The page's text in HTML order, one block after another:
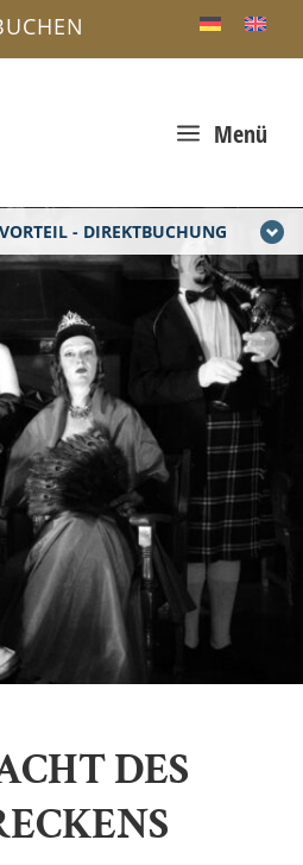
- DIREKTBUCHUNG
a Menü
DES